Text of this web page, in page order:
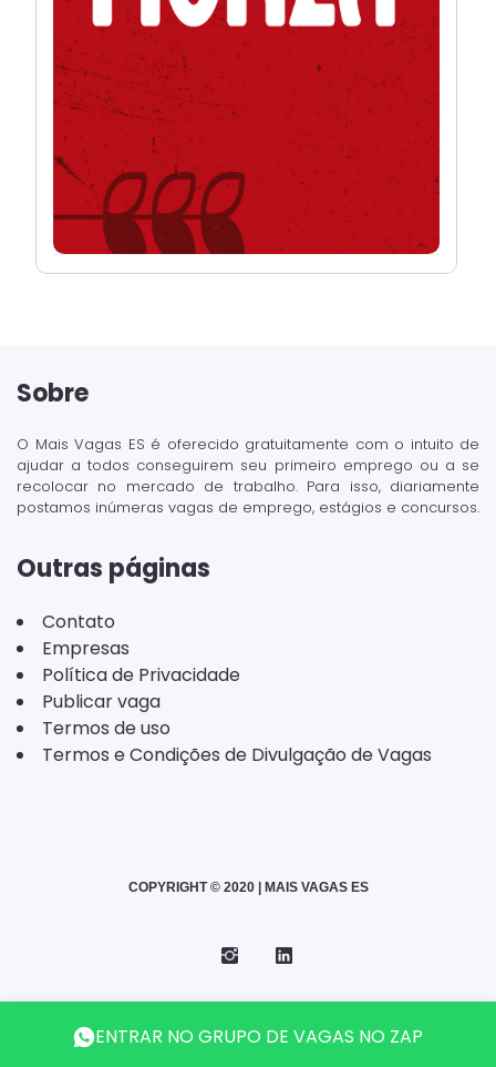
Sobre
O Mais Vagas ES é oferecido gratuitamente com o intuito de
ajudar a todos conseguirem seu primeiro emprego ou a se
recolocar no mercado de trabalho. Para isso, diariamente
postamos inúmeras vagas de emprego, estágios e concursos.
Outras páginas
Contato
Empresas
Política de Privacidade
Publicar vaga
Termos de uso
Termos e Condições de Divulgação de Vagas
COPYRIGHT © 2020 | MAIS VAGAS ES
Instagram
Telegram
LinkedIn
ENTRAR NO GRUPO DE VAGAS NO ZAP